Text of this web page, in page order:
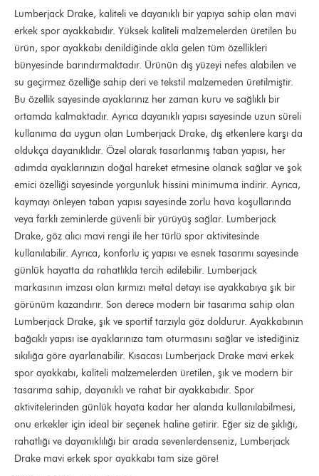
Lumberjack Drake, kaliteli ve dayanıklı bir yapıya sahip olan mavi
erkek spor ayakkabıdır. Yüksek kaliteli malzemelerden üretilen bu
ürün, spor ayakkabı denildiğinde akla gelen tüm özellikleri
bünyesinde barındırmaktadır. Ürünün dış yüzeyi nefes alabilen ve
su geçirmez özelliğe sahip deri ve tekstil malzemeden üretilmiştir.
Bu özellik sayesinde ayaklarınız her zaman kuru ve sağlıklı bir
ortamda kalmaktadır. Ayrıca dayanıklı yapısı sayesinde uzun süreli
kullanıma da uygun olan Lumberjack Drake, dış etkenlere karşı da
oldukça dayanıklıdır. Özel olarak tasarlanmış taban yapısı, her
adımda ayaklarınızın doğal hareket etmesine olanak sağlar ve şok
emici özelliği sayesinde yorgunluk hissini minimuma indirir. Ayrıca,
kaymayı önleyen taban yapısı sayesinde zorlu hava koşullarında
veya farklı zeminlerde güvenli bir yürüyüş sağlar. Lumberjack
Drake, göz alıcı mavi rengi ile her türlü spor aktivitesinde
kullanılabilir. Ayrıca, konforlu iç yapısı ve esnek tasarımı sayesinde
günlük hayatta da rahatlıkla tercih edilebilir. Lumberjack
markasının imzası olan kırmızı metal detayı ise ayakkabıya şık bir
görünüm kazandırır. Son derece modern bir tasarıma sahip olan
Lumberjack Drake, şık ve sportif tarzıyla göz doldurur. Ayakkabının
bağcıklı yapısı ise ayaklarınıza tam oturmasını sağlar ve istediğiniz
sıkılığa göre ayarlanabilir. Kısacası Lumberjack Drake mavi erkek
spor ayakkabı, kaliteli malzemelerden üretilen, şık ve modern bir
tasarıma sahip, dayanıklı ve rahat bir ayakkabıdır. Spor
aktivitelerinden günlük hayata kadar her alanda kullanılabilmesi,
onu erkekler için ideal bir seçenek haline getirir. Eğer siz de şıklığı,
rahatlığı ve dayanıklılığı bir arada sevenlerdenseniz, Lumberjack
Drake mavi erkek spor ayakkabı tam size göre!